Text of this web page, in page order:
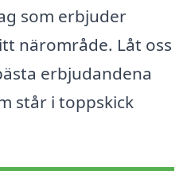
som erbjuder
närområde. Låt oss
erbjudandena
står i toppskick